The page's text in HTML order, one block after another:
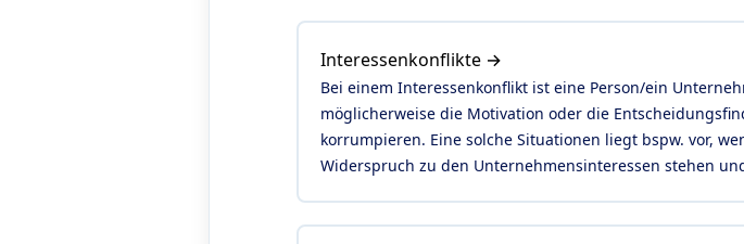
Interessenkonflikte →
Bei einem Interessenkonflikt ist eine Person/ein
möglicherweise die Motivation oder die
korrumpieren. Eine solche Situationen liegt bspw. vor,
Widerspruch zu den Unternehmensinteressen stehen